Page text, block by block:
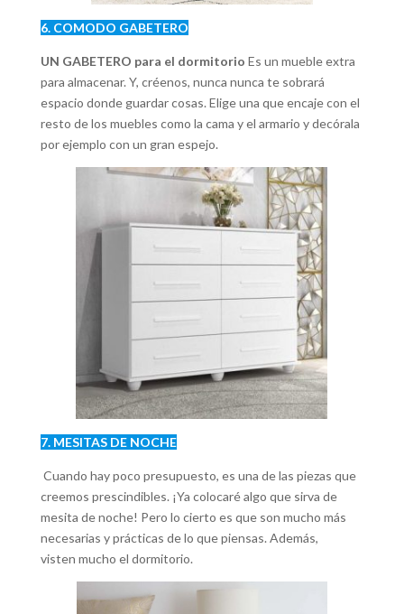
6. COMODO GABETERO
UN GABETERO para el dormitorio Es un mueble extra
para almacenar. Y, créenos, nunca nunca te sobrará
espacio donde guardar cosas. Elige una que encaje con el
resto de los muebles como la cama y el armario y decórala
por ejemplo con un gran espejo.
7. MESITAS DE NOCHE
Cuando hay poco presupuesto, es una de las piezas que
creemos prescindibles. ¡Ya colocaré algo que sirva de
mesita de noche! Pero lo cierto es que son mucho más
necesarias y prácticas de lo que piensas. Además,
visten mucho el dormitorio.